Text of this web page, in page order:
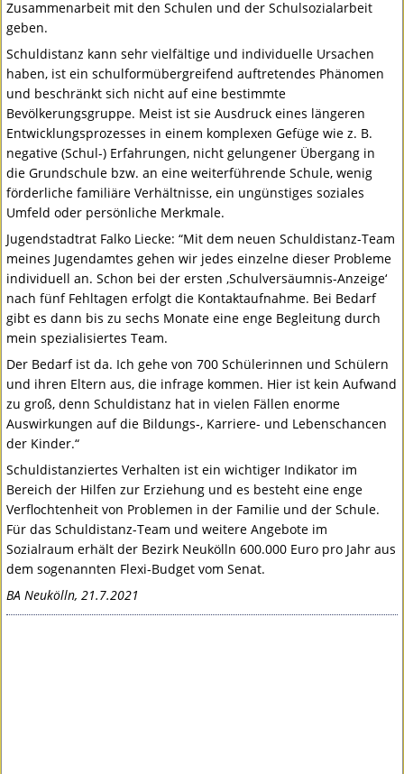
Zusammenarbeit mit den Schulen und der Schulsozialarbeit
geben.
Schuldistanz kann sehr vielfältige und individuelle Ursachen
haben, ist ein schulformübergreifend auftretendes Phänomen
und beschränkt sich nicht auf eine bestimmte
Bevölkerungsgruppe. Meist ist sie Ausdruck eines längeren
Entwicklungsprozesses in einem komplexen Gefüge wie z. B.
negative (Schul-) Erfahrungen, nicht gelungener Übergang in
die Grundschule bzw. an eine weiterführende Schule, wenig
förderliche familiäre Verhältnisse, ein ungünstiges soziales
Umfeld oder persönliche Merkmale.
Jugendstadtrat Falko Liecke: “Mit dem neuen Schuldistanz-Team
meines Jugendamtes gehen wir jedes einzelne dieser Probleme
individuell an. Schon bei der ersten ‚Schulversäumnis-Anzeige‘
nach fünf Fehltagen erfolgt die Kontaktaufnahme. Bei Bedarf
gibt es dann bis zu sechs Monate eine enge Begleitung durch
mein spezialisiertes Team.
Der Bedarf ist da. Ich gehe von 700 Schülerinnen und Schülern
und ihren Eltern aus, die infrage kommen. Hier ist kein Aufwand
zu groß, denn Schuldistanz hat in vielen Fällen enorme
Auswirkungen auf die Bildungs­­­­­‑, Karriere- und Lebenschancen
der Kinder.“
Schuldistanziertes Verhalten ist ein wichtiger Indikator im
Bereich der Hilfen zur Erziehung und es besteht eine enge
Verflochtenheit von Problemen in der Familie und der Schule.
Für das Schuldistanz-Team und weitere Angebote im
Sozialraum erhält der Bezirk Neukölln 600.000 Euro pro Jahr aus
dem sogenannten Flexi-Budget vom Senat.
BA Neukölln, 21.7.2021